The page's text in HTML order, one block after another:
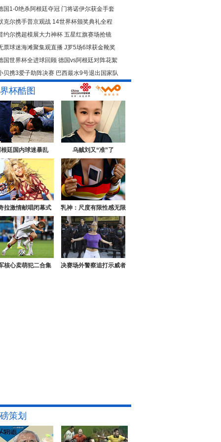
国1-0绝杀阿根廷夺冠 门将诺伊尔获金手套
克尔携手普京观战 14世界杯颁奖典礼全程
约尔携超模展大力神杯 五星红旗赛场抢镜
票球迷海滩聚集观直播 J罗5场6球获金靴奖
国世界杯全进球回顾 德国vs阿根廷对阵花絮
贝携3爱子助阵决赛 巴西最水9号退出国家队
杯酷图
廷国内球迷暴乱 乌贼刘又“准”了
拉激情献唱闭幕式 乳神：尺度有限性感无限
核心卖萌犯二合集 决赛场外警察追打示威者
策划